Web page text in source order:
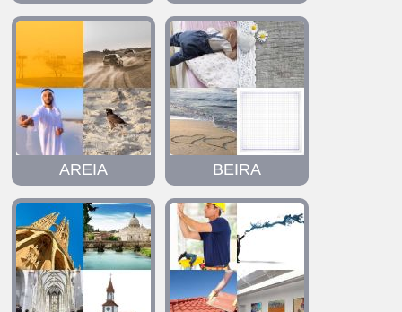
AREIA BEIRA